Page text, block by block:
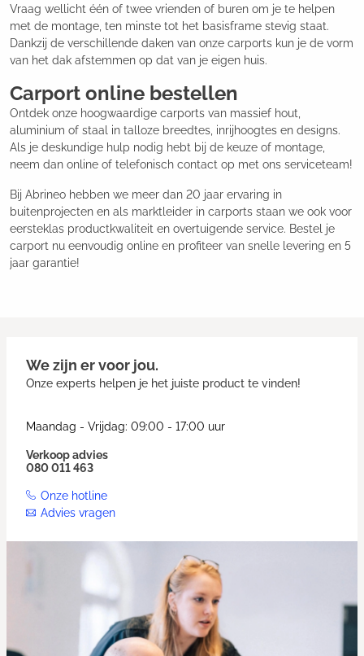
Vraag wellicht één of twee vrienden of buren om je te helpen
met de montage, ten minste tot het basisframe stevig staat.
Dankzij de verschillende daken van onze carports kun je de vorm
van het dak afstemmen op dat van je eigen huis.
Carport online bestellen
Ontdek onze hoogwaardige carports van massief hout,
aluminium of staal in talloze breedtes, inrijhoogtes en designs.
Als je deskundige hulp nodig hebt bij de keuze of montage,
neem dan online of telefonisch contact op met ons serviceteam!
Bij Abrineo hebben we meer dan 20 jaar ervaring in
buitenprojecten en als marktleider in carports staan we ook voor
eersteklas productkwaliteit en overtuigende service. Bestel je
carport nu eenvoudig online en profiteer van snelle levering en 5
jaar garantie!
We zijn er voor jou.
Onze experts helpen je het juiste product te vinden!
Maandag - Vrijdag: 09:00 - 17:00 uur
Verkoop advies
080 011 463
Onze hotline
Advies vragen